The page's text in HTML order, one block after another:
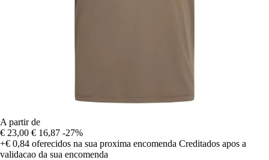
A partir de
€ 23,00 € 16,87 -27%
+€ 0,84 oferecidos na sua proxima encomenda Creditados apos a
validacao da sua encomenda